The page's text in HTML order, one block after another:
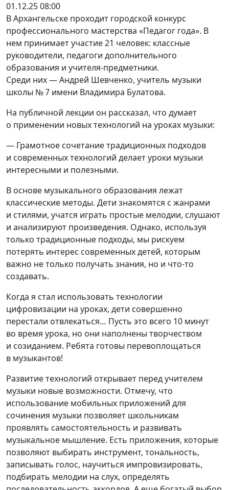
01.12.25 08:00
В Архангельске проходит городской конкурс
профессионального мастерства «Педагог года». В
нем принимает участие 21 человек: классные
руководители, педагоги дополнительного
образования и учителя-предметники.
Среди них — Андрей Шевченко, учитель музыки
школы № 7 имени Владимира Булатова.⁣
На публичной лекции он рассказал, что думает
о применении новых технологий на уроках музыки:
—⁣ Грамотное сочетание традиционных подходов
и современных технологий делает уроки музыки
интересными и полезными.⁣
В основе музыкального образования лежат
классические методы. Дети знакомятся с жанрами
и стилями, учатся играть простые мелодии, слушают
и анализируют произведения. Однако, используя
только традиционные подходы, мы рискуем
потерять интерес современных детей, которым
важно не только получать знания, но и что-то
создавать.⁣
Когда я стал использовать технологии
цифровизации на уроках, дети совершенно
перестали отвлекаться… Пусть это всего 10 минут
во время урока, но они наполнены творчеством
и созиданием. Ребята готовы перевоплощаться
в музыкантов! ⁣
Развитие технологий открывает перед учителем
музыки новые возможности. Отмечу, что
использование мобильных приложений для
сочинения музыки позволяет школьникам
проявлять самостоятельность и развивать
музыкальное мышление. Есть приложения, которые
позволяют выбирать инструмент, тональность,
записывать голос, научиться импровизировать,
подбирать мелодии на слух, определять